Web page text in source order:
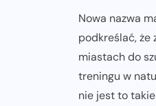
Nowa nazwa
podkreślać, że
miastach do
treningu w
nie jest to